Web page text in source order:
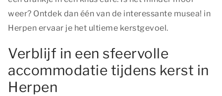
weer? Ontdek dan één van de interessante musea! in
Herpen ervaar je het ultieme kerstgevoel.
Verblijf in een sfeervolle
accommodatie tijdens kerst in
Herpen